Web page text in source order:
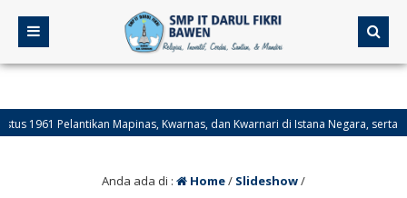
Pelantikan Mapinas, Kwarnas, dan Kwarnari di Istana Negara, serta
Hari Jadi Provinsi Kalimantan Selatan.
Anda ada di : Home/ Slideshow/